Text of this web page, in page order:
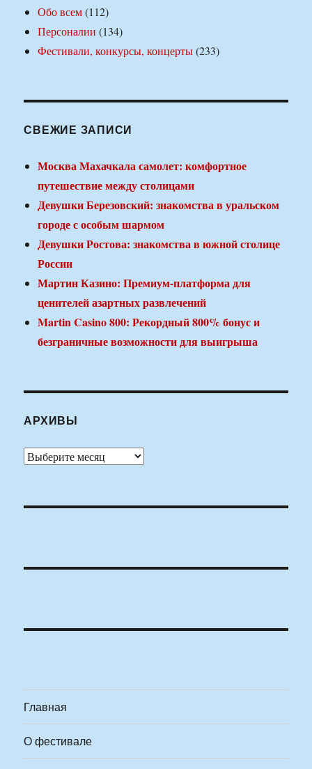
Обо всем(112)
Персоналии (134)
Фестивали, конкурсы, концерты(233)
СВЕЖИЕ ЗАПИСИ
Москва Махачкала самолет: комфортное
путешествие между столицами
Девушки Березовский: знакомства в уральском
городе с особым шармом
Девушки Ростова: знакомства в южной столице
России
Мартин Казино: Премиум-платформа для
ценителей азартных развлечений
Martin Casino 800: Рекордный 800% бонус и
безграничные возможности для выигрыша
АРХИВЫ
Архивы
Главная
О фестивале